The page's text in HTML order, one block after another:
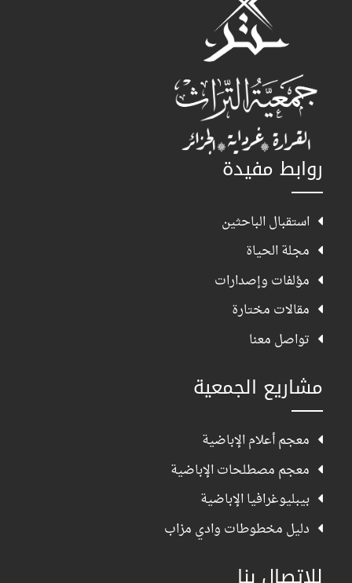
روابط مفيدة
استقبال الباحثين
مجلة الحياة
مؤلفات وإصدارات
مقالات مختارة
تواصل معنا
مشاريع الجمعية
معجم أعلام الإباضية
معجم مصطلحات الإباضية
بيبليوغرافيا الإباضية
دليل مخطوطات وادي مزاب